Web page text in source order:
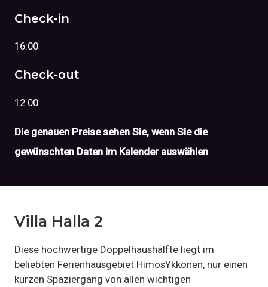
Check-in
16:00
Check-out
12:00
Die genauen Preise sehen Sie, wenn Sie die
gewünschten Daten im Kalender auswählen
Villa Halla 2
Diese hochwertige Doppelhaushälfte liegt im
beliebten Ferienhausgebiet HimosYkkönen, nur einen
kurzen Spaziergang von allen wichtigen